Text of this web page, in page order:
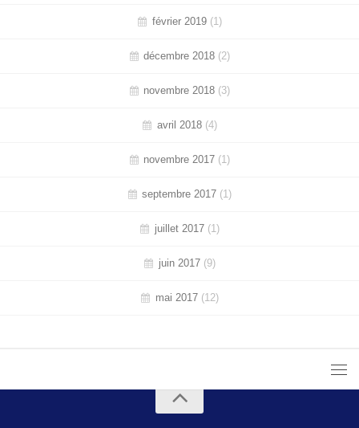
février 2019(1)
décembre 2018 (2)
novembre 2018 (3)
avril 2018(4)
novembre 2017 (1)
septembre 2017 (1)
juillet 2017(1)
juin 2017(9)
mai 2017(12)